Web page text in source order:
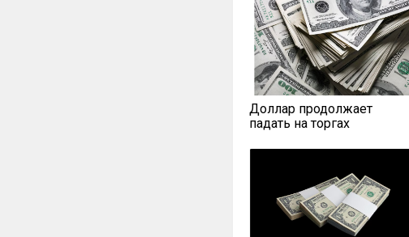
Доллар продолжает
падать на торгах